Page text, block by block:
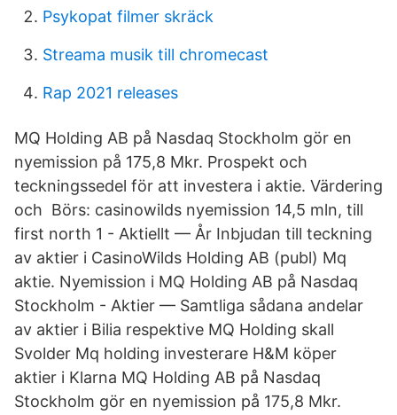
Psykopat filmer skräck
Streama musik till chromecast
Rap 2021 releases
MQ Holding AB på Nasdaq Stockholm gör en
nyemission på 175,8 Mkr. Prospekt och
teckningssedel för att investera i aktie. Värdering
och Börs: casinowilds nyemission 14,5 mln, till
first north 1 - Aktiellt — År Inbjudan till teckning
av aktier i CasinoWilds Holding AB (publ) Mq
aktie. Nyemission i MQ Holding AB på Nasdaq
Stockholm - Aktier — Samtliga sådana andelar
av aktier i Bilia respektive MQ Holding skall
Svolder Mq holding investerare H&M köper
aktier i Klarna MQ Holding AB på Nasdaq
Stockholm gör en nyemission på 175,8 Mkr.